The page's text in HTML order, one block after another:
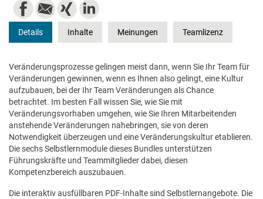
Details Inhalte Meinungen Teamlizenz
Veränderungsprozesse gelingen meist dann, wenn Sie Ihr Team für
Veränderungen gewinnen, wenn es Ihnen also gelingt, eine Kultur
aufzubauen, bei der Ihr Team Veränderungen als Chance
betrachtet. Im besten Fall wissen Sie, wie Sie mit
Veränderungsvorhaben umgehen, wie Sie Ihren Mitarbeitenden
anstehende Veränderungen nahebringen, sie von deren
Notwendigkeit überzeugen und eine Veränderungskultur etablieren.
Die sechs Selbstlernmodule dieses Bundles unterstützen
Führungskräfte und Teammitglieder dabei, diesen
Kompetenzbereich auszubauen.
Die interaktiv ausfüllbaren PDF-Inhalte sind Selbstlernangebote. Die